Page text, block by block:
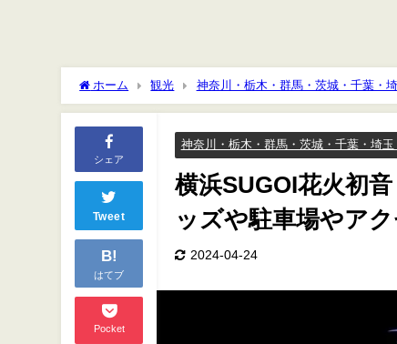
ホーム 観光 神奈川・栃木・群馬・茨城・千葉・
車場やアクセスは？
シェア
Tweet
B!
はてブ
Pocket
神奈川・栃木・群馬・茨城・千葉・埼玉
横浜SUGOI花火初
ッズや駐車場やア
2024-04-24